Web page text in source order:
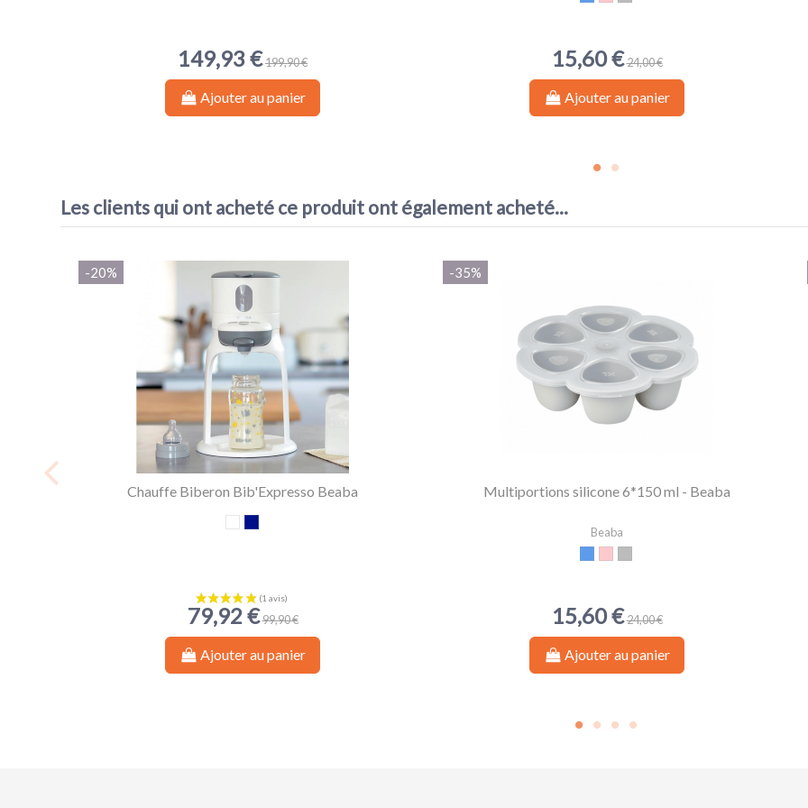
149,93 €199,90 €
Ajouter au panier
15,60 €24,00 €
Ajouter au panier
Les clients qui ont acheté ce produit ont également acheté...
-20%
Chauffe Biberon Bib'Expresso Beaba
79,92 €99,90 €
BlancBleu Nuit
Ajouter au panier
-35%
Multiportions silicone 6*150 ml - Beaba
Beaba
15,60 €24,00 €
BleuPinkGris clair
Ajouter au panier